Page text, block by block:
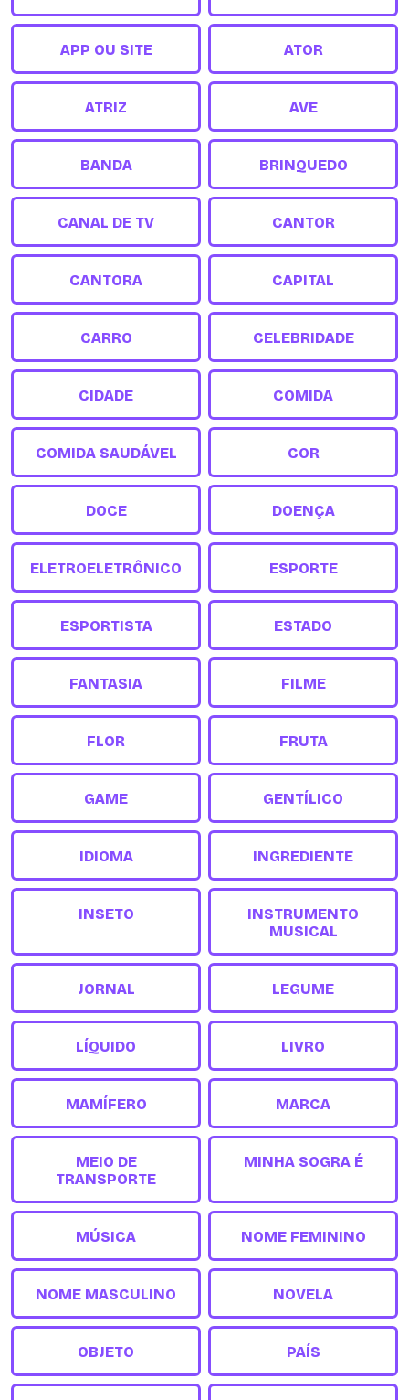
APP OU SITE ATOR
ATRIZ AVE
BANDA BRINQUEDO
CANAL DE TV CANTOR
CANTORA CAPITAL
CARRO CELEBRIDADE
CIDADE COMIDA
COMIDA SAUDÁVEL COR
DOCE DOENÇA
ELETROELETRÔNICO ESPORTE
ESPORTISTA ESTADO
FANTASIA FILME
FLOR FRUTA
GAME GENTÍLICO
IDIOMA INGREDIENTE
INSETO
INSTRUMENTO
MUSICAL
JORNAL LEGUME
LÍQUIDO LIVRO
MAMÍFERO MARCA
MEIO DE
TRANSPORTE
MINHA SOGRA É
MÚSICA NOME FEMININO
NOME MASCULINO NOVELA
OBJETO PAÍS